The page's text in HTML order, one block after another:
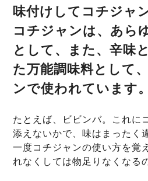
味付けしてコチジャ
コチジャンは、あら
として、また、辛味
た万能調味料として
ンで使われています。
たとえば、ビビンバ。これに
添えないかで、味はまったく
一度コチジャンの使い方を覚
れなくしては物足りなくなる